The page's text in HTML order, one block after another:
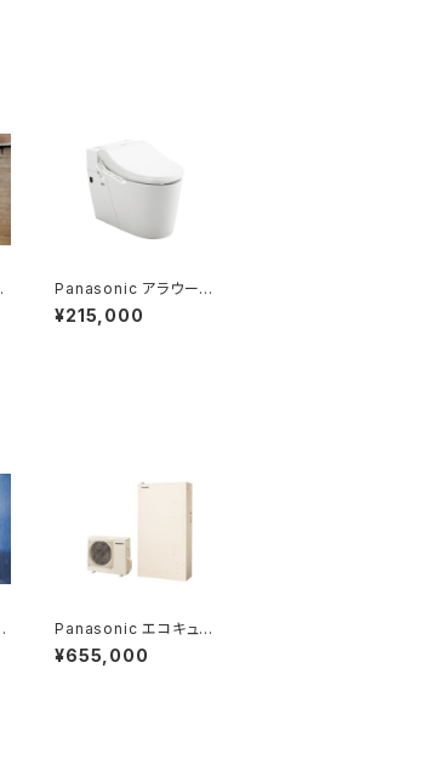
Panasonic アラウーノ
V(S3)基本工事費コミ
コミプラン
¥215,000
Panasonic エコキュー
トHシリーズ工事費コミ
コミプラン
¥655,000